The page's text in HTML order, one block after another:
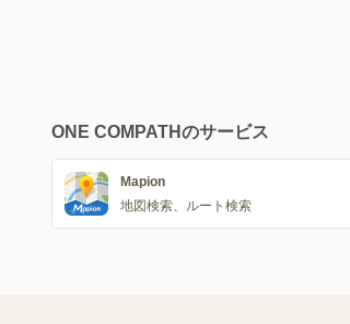
ONE COMPATHのサービス
Mapion
地図検索、ルート検索